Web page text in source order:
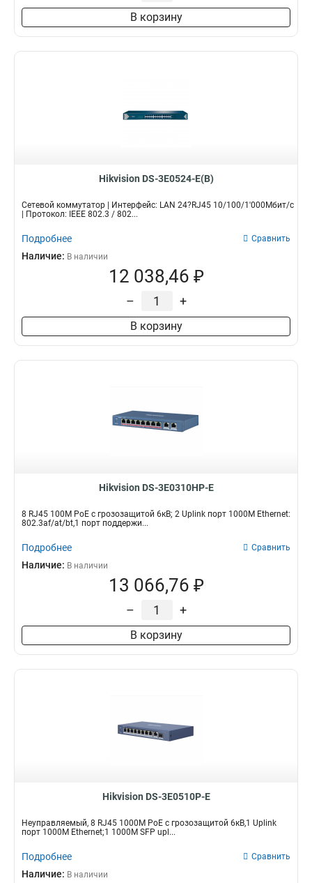
В корзину
Hikvision DS-3E0524-E(B)
Сетевой коммутатор | Интерфейс: LAN 24?RJ45 10/100/1'000Мбит/с
| Протокол: IEEE 802.3 / 802...
Подробнее Сравнить
Наличие: В наличии
12 038,46 ₽
– +
В корзину
Hikvision DS-3E0310HP-E
8 RJ45 100M PoE с грозозащитой 6кВ; 2 Uplink порт 1000M Ethernet:
802.3af/at/bt,1 порт поддержи...
Подробнее Сравнить
Наличие: В наличии
13 066,76 ₽
– +
В корзину
Hikvision DS-3E0510P-E
Неуправляемый, 8 RJ45 1000M PoE с грозозащитой 6кВ,1 Uplink
порт 1000М Ethernet;1 1000М SFP upl...
Подробнее Сравнить
Наличие: В наличии